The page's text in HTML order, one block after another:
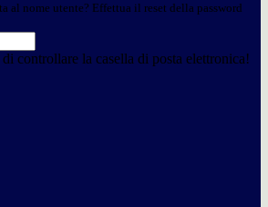
al nome utente? Effettua il reset della password
controllare la casella di posta elettronica!